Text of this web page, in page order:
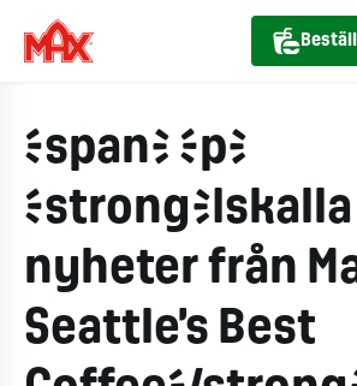
<span> <p>
<strong>Iskalla
nyheter från
Seattle’s Best